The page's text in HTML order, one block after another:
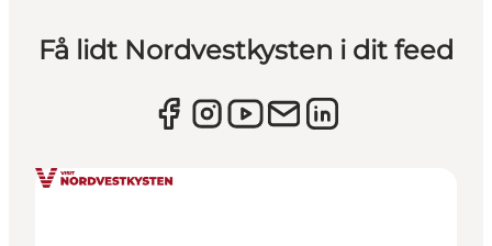
Få lidt Nordvestkysten i dit feed